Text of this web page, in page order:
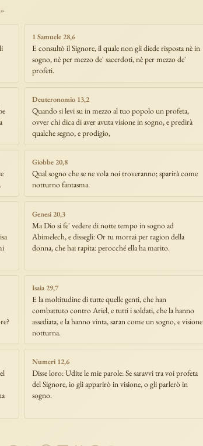
1 Samuele 28,6
E consultò il Signore, il quale non gli diede risposta nè in
sogno, nè per mezzo de' sacerdoti, nè per mezzo de'
profeti.
Deuteronomio 13,2
Quando si levi su in mezzo al tuo popolo un profeta,
ovver chi dica di aver avuta visione in sogno, e predirà
qualche segno, e prodigio,
Giobbe 20,8
Qual sogno che se ne vola noi troveranno; sparirà come
notturno fantasma.
Genesi 20,3
Ma Dio si fe' vedere di notte tempo in sogno ad
Abimelech, e dissegli: Or tu morrai per ragion della
donna, che hai rapita: perocché ella ha marito.
Isaia 29,7
E la moltitudine di tutte quelle genti, che han
combattuto contro Ariel, e tutti i soldati, che la hanno
assediata, e la hanno vinta, saran come un sogno, e visione
notturna.
Numeri 12,6
Disse loro: Udite le mie parole: Se saravvi tra voi profeta
del Signore, io gli apparirò in visione, o gli parlerò in
sogno.